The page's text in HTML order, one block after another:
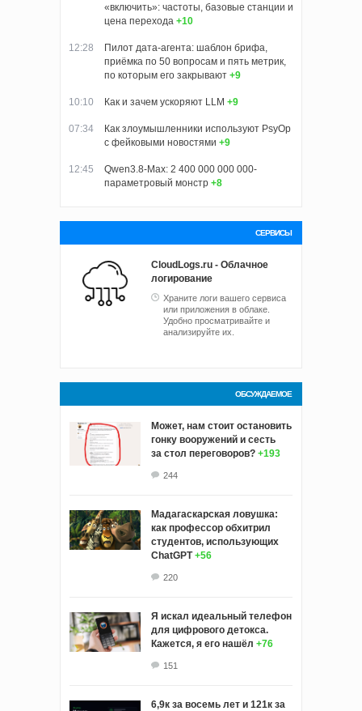
«включить»: частоты, базовые станции и
цена перехода +10
12:28
Пилот дата-агента: шаблон брифа,
приёмка по 50 вопросам и пять метрик,
по которым его закрывают +9
10:10 Как и зачем ускоряют LLM +9
07:34
Как злоумышленники используют PsyOp
с фейковыми новостями +9
12:45
Qwen3.8-Max: 2 400 000 000 000-
параметровый монстр +8
СЕРВИСЫ
CloudLogs.ru - Облачное
логирование
Храните логи вашего сервиса
или приложения в облаке.
Удобно просматривайте и
анализируйте их.
ОБСУЖДАЕМОЕ
Может, нам стоит остановить
гонку вооружений и сесть
за стол переговоров? +193
244
Мадагаскарская ловушка:
как профессор обхитрил
студентов, использующих
ChatGPT +56
220
Я искал идеальный телефон
для цифрового детокса.
Кажется, я его нашёл +76
151
6,9к за восемь лет и 121к за